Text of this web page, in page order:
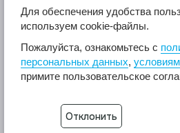
© 2017
Крепеж из
Разработка сайта -
Для обеспечения удобства
используем cookie-файлы.
Пожалуйста, ознакомьтесь с
персональных данных,
примите пользовательское
Отклонить